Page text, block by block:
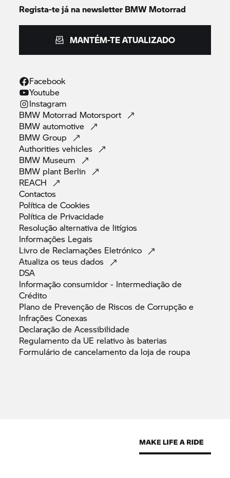
Regista-te já na newsletterBMW Motorrad
MANTÉM-TE ATUALIZADO
Facebook
Youtube
Instagram
BMW Motorrad Motorsport
BMWautomotive
BMWGroup
Authoritiesvehicles
BMW Museum
BMW plant Berlin
REACH
Contactos
Política deCookies
Política de Privacidade
Resolução alternativa de litígios
Informações Legais
Livro de Reclamações Eletrónico
Atualiza os teusdados
DSA
Informação consumidor - Intermediação de
Crédito
Plano de Prevenção de Riscos de Corrupção e
InfraçõesConexas
Declaração deAcessibilidade
Regulamento da UE relativo às baterias
Formulário de cancelamento da loja de roupa